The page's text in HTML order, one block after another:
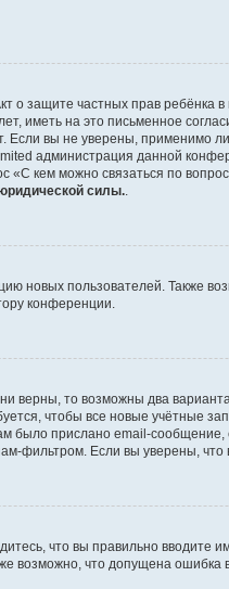
о защите частных прав
иметь на это письменное
вы не уверены, применимо
администрация данной
кем можно связаться по
силы.
новых пользователей. Также
конференции.
верны, то возможны два
чтобы все новые учётные
было прислано email-
фильтром. Если вы уверены,
что вы правильно
возможно, что допущена